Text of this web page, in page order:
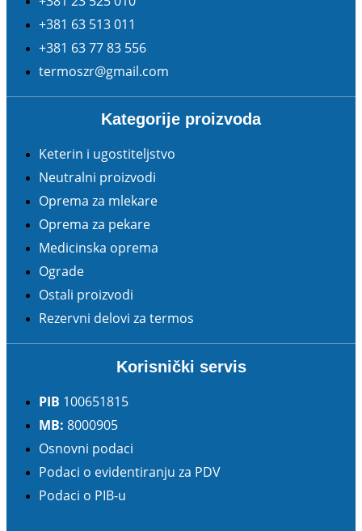
+381 63 513 011
+381 63 77 83 556
termoszr@gmail.com
Kategorije proizvoda
Keterin i ugostiteljstvo
Neutralni proizvodi
Oprema za mlekare
Oprema za pekare
Medicinska oprema
Ograde
Ostali proizvodi
Rezervni delovi za termos
Korisnički servis
PIB 100651815
MB: 8000905
Osnovni podaci
Podaci o evidentiranju za PDV
Podaci o PIB-u